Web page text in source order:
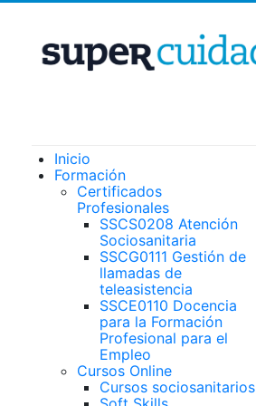
Inicio
Formación
Certificados
Profesionales
SSCS0208 Atención
Sociosanitaria
SSCG0111 Gestión de
llamadas de
teleasistencia
SSCE0110 Docencia
para la Formación
Profesional para el
Empleo
Cursos Online
Cursos sociosanitarios